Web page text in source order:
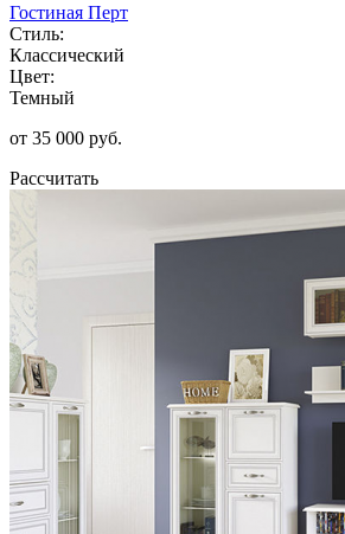
Гостиная Перт
Стиль:
Классический
Цвет:
Темный
от 35 000 руб.
Рассчитать